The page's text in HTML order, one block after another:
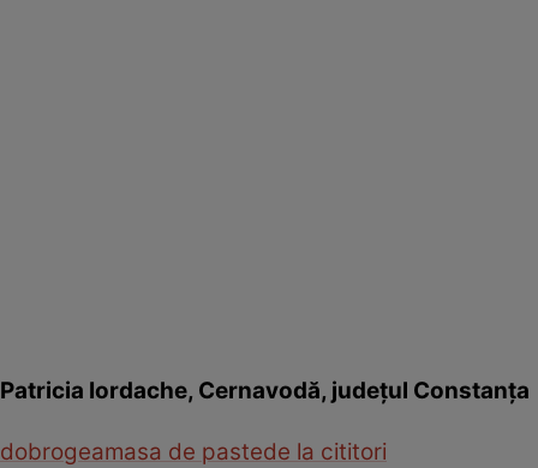
Patricia Iordache, Cernavodă, judeţul Constanţa
dobrogeamasa de pastede la cititori